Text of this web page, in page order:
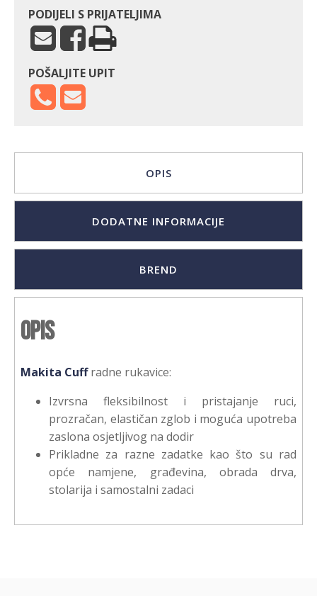
PODIJELI S PRIJATELJIMA
POŠALJITE UPIT
OPIS
DODATNE INFORMACIJE
BREND
Opis
Makita Cuffradne rukavice:
Izvrsna fleksibilnost i pristajanje ruci,
prozračan, elastičan zglob i moguća upotreba
zaslona osjetljivog na dodir
Prikladne za razne zadatke kao što su rad
opće namjene, građevina, obrada drva,
stolarija i samostalni zadaci